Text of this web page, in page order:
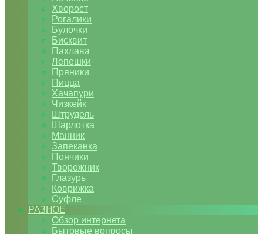
Хворост
Рогалики
Булочки
Бисквит
Пахлава
Лепешки
Пряники
Пицца
Хачапури
Чизкейк
Штрудель
Шарлотка
Манник
Запеканка
Пончики
Творожник
Глазурь
Коврижка
Суфле
РАЗНОЕ
Обзор интернета
Бытовые вопросы